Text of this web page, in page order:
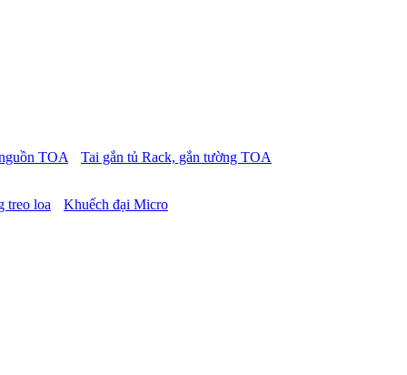
TOA
Tai gắn tủ Rack, gắn tường TOA
treo loa
Khuếch đại Micro